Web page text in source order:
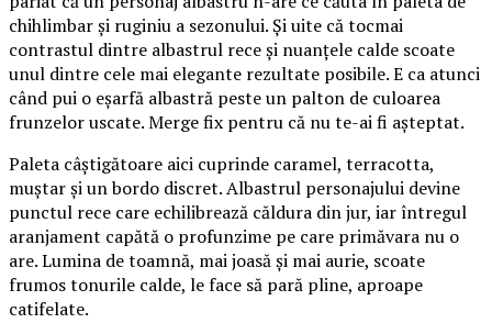
chihlimbar și ruginiu a sezonului. Și uite că tocmai
contrastul dintre albastrul rece și nuanțele calde scoate
unul dintre cele mai elegante rezultate posibile. E ca atunci
când pui o eșarfă albastră peste un palton de culoarea
frunzelor uscate. Merge fix pentru că nu te-ai fi așteptat.
Paleta câștigătoare aici cuprinde caramel, terracotta,
muștar și un bordo discret. Albastrul personajului devine
punctul rece care echilibrează căldura din jur, iar întregul
aranjament capătă o profunzime pe care primăvara nu o
are. Lumina de toamnă, mai joasă și mai aurie, scoate
frumos tonurile calde, le face să pară pline, aproape
catifelate.